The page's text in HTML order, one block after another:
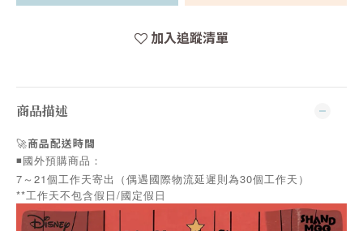
加入追蹤清單
商品描述
🚀商品配送時間
◾️國外預購商品：
7～21個工作天寄出（偶遇國際物流延遲則為30個工作天）
**工作天不包含假日/國定假日